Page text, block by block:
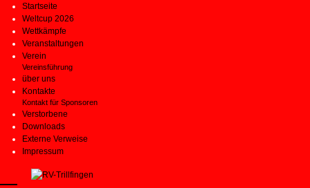
Startseite
Weltcup 2026
Wettkämpfe
Veranstaltungen
Verein
Vereinsführung
über uns
Kontakte
Kontakt für Sponsoren
Verstorbene
Downloads
Externe Verweise
Impressum